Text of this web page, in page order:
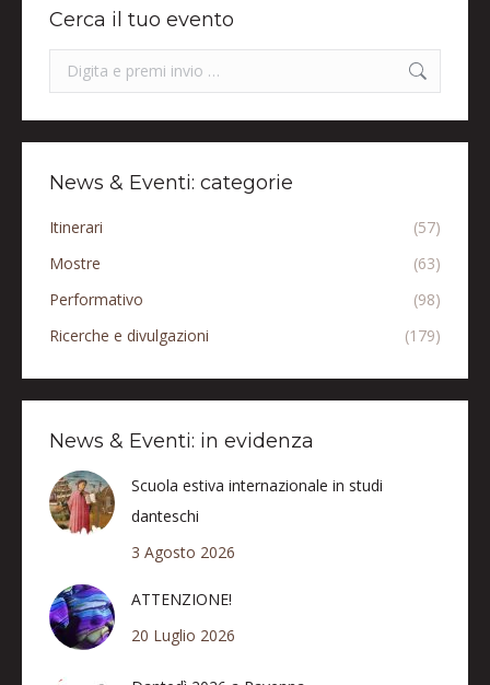
Cerca il tuo evento
Search:
News & Eventi: categorie
Itinerari
(57)
Mostre
(63)
Performativo
(98)
Ricerche e divulgazioni
(179)
News & Eventi: in evidenza
Scuola estiva internazionale in studi
danteschi
3 Agosto 2026
ATTENZIONE!
20 Luglio 2026